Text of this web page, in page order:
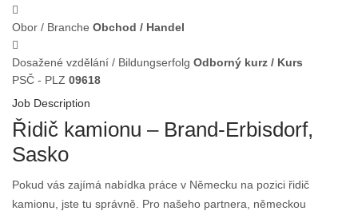
Obor / Branche Obchod / Handel
Dosažené vzdělání / Bildungserfolg Odborný kurz / Kurs
PSČ - PLZ 09618
Job Description
Řidič kamionu – Brand-Erbisdorf,
Sasko
Pokud vás zajímá nabídka práce v Německu na pozici řidič
kamionu, jste tu správně. Pro našeho partnera, německou